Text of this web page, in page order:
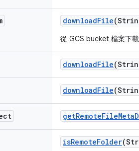
downloadFile
從 GCS bucket 檔案下載
downloadFile
downloadFile
getRemoteFileMeta
isRemoteFolder